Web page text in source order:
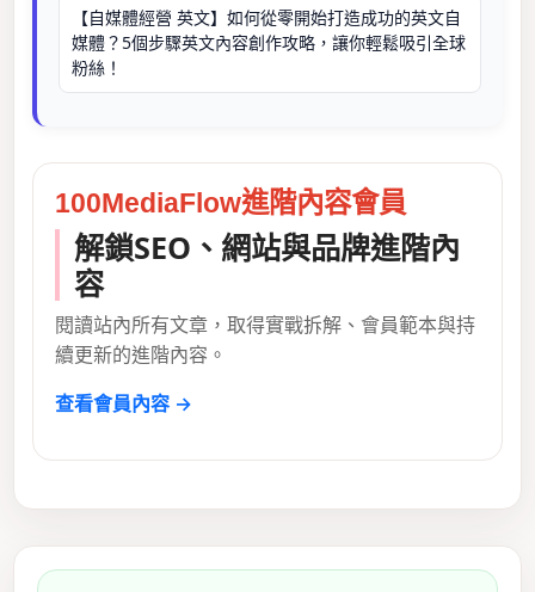
【自媒體經營 英文】如何從零開始打造成功的英文自
媒體？5個步驟英文內容創作攻略，讓你輕鬆吸引全球
粉絲！
100MediaFlow進階內容會員
解鎖SEO、網站與品牌進階內
容
閱讀站內所有文章，取得實戰拆解、會員範本與持
續更新的進階內容。
查看會員內容 →